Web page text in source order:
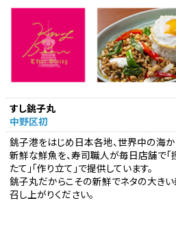
すし銚子丸
中野区初
銚子港をはじめ日本各地、世界中の海
新鮮な鮮魚を、寿司職人が毎日店舗で「
たて」「作り立て」で提供しています。
銚子丸だからこその新鮮でネタの大きい
召し上がりください。